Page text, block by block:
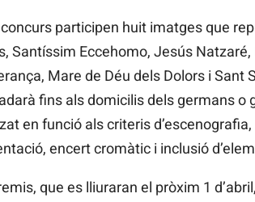
concurs participen huit imatges que
Santíssim Eccehomo, Jesús
Mare de Déu dels Dolors i
fins als domicilis dels germans o
en funció als criteris
encert cromàtic i inclusió
que es lliuraran el pròxim 1